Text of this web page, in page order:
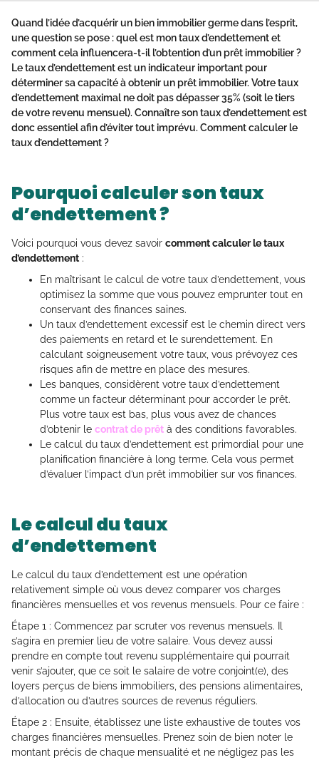
Quand l’idée d’acquérir un bien immobilier germe dans l’esprit,
une question se pose : quel est mon taux d’endettement et
comment cela influencera-t-il l’obtention d’un prêt immobilier ?
Le taux d’endettement est un indicateur important pour
déterminer sa capacité à obtenir un prêt immobilier. Votre taux
d’endettement maximal ne doit pas dépasser 35% (soit le tiers
de votre revenu mensuel). Connaître son taux d’endettement est
donc essentiel afin d’éviter tout imprévu.Comment calculer le
taux d’endettement?
Pourquoi calculer son taux
d’endettement ?
Voici pourquoi vous devez savoir comment calculer le taux
d’endettement:
En maîtrisant le calcul de votre taux d’endettement, vous
optimisez la somme que vous pouvez emprunter tout en
conservant des finances saines.
Un taux d’endettement excessif est le chemin direct vers
des paiements en retard et le surendettement. En
calculant soigneusement votre taux, vous prévoyez ces
risques afin de mettre en place des mesures.
Les banques, considèrent votre taux d’endettement
comme un facteur déterminant pour accorder le prêt.
Plus votre taux est bas, plus vous avez de chances
d’obtenir le contrat de prêt à des conditions favorables.
Le calcul du taux d’endettement est primordial pour une
planification financière à long terme. Cela vous permet
d’évaluer l’impact d’un prêt immobilier sur vos finances.
Le calcul du taux
d’endettement
Le calcul du taux d’endettement est une opération
relativement simple où vous devez comparer vos charges
financières mensuelles et vos revenus mensuels. Pour ce faire :
Étape 1 : Commencez par scruter vos revenus mensuels. Il
s’agira en premier lieu de votre salaire. Vous devez aussi
prendre en compte tout revenu supplémentaire qui pourrait
venir s’ajouter, que ce soit le salaire de votre conjoint(e), des
loyers perçus de biens immobiliers, des pensions alimentaires,
d’allocation ou d’autres sources de revenus réguliers.
Étape 2 : Ensuite, établissez une liste exhaustive de toutes vos
charges financières mensuelles. Prenez soin de bien noter le
montant précis de chaque mensualité et ne négligez pas les